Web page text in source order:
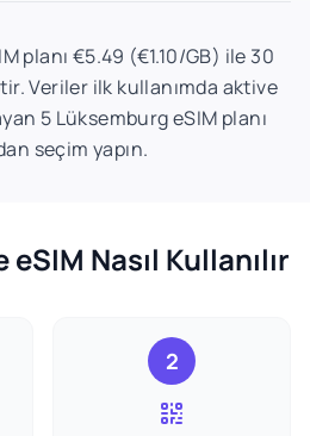
planı €5.49 (€1.10/GB) ile 30
Veriler ilk kullanımda aktive
5 Lüksemburg eSIM planı
seçim yapın.
Nasıl Kullanılır
2